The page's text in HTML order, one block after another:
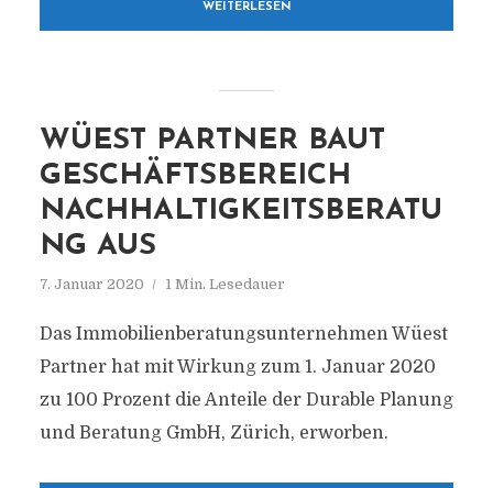
WEITERLESEN
WÜEST PARTNER BAUT
GESCHÄFTSBEREICH
NACHHALTIGKEITSBERATU
NG AUS
7. Januar 2020 1 Min. Lesedauer
Das Immobilienberatungsunternehmen Wüest
Partner hat mit Wirkung zum 1. Januar 2020
zu 100 Prozent die Anteile der Durable Planung
und Beratung GmbH, Zürich, erworben.